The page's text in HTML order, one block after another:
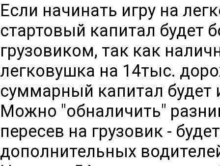
Если начинать игру на
стартовый капитал будет
грузовиком, так как
легковушка на 14тыс.
суммарный капитал
Можно "обналичить"
пересев на грузовик -
дополнительных